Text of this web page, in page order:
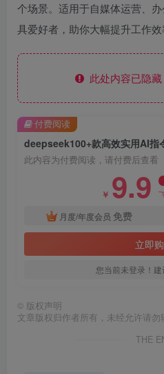
个场景。适用于自媒体运营、
具爱好者，助你大幅提升工作效
此处内容已隐藏
此内容为付费阅读，请付费后查看
￥ 9.9
月度/年度会员 免费
立即
您当前未登录！
付费阅读
© 版权声明
文章版权归作者所有，未经允许请勿
THE